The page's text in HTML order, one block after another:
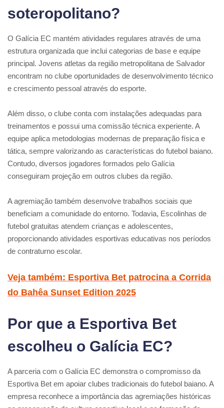
soteropolitano?
O Galícia EC mantém atividades regulares através de uma
estrutura organizada que inclui categorias de base e equipe
principal. Jovens atletas da região metropolitana de Salvador
encontram no clube oportunidades de desenvolvimento técnico
e crescimento pessoal através do esporte.
Além disso, o clube conta com instalações adequadas para
treinamentos e possui uma comissão técnica experiente. A
equipe aplica metodologias modernas de preparação física e
tática, sempre valorizando as características do futebol baiano.
Contudo, diversos jogadores formados pelo Galícia
conseguiram projeção em outros clubes da região.
A agremiação também desenvolve trabalhos sociais que
beneficiam a comunidade do entorno. Todavia, Escolinhas de
futebol gratuitas atendem crianças e adolescentes,
proporcionando atividades esportivas educativas nos períodos
de contraturno escolar.
Veja também: Esportiva Bet patrocina a Corrida
do Bahêa Sunset Edition 2025
Por que a Esportiva Bet
escolheu o Galícia EC?
A parceria com o Galícia EC demonstra o compromisso da
Esportiva Bet em apoiar clubes tradicionais do futebol baiano. A
empresa reconhece a importância das agremiações históricas